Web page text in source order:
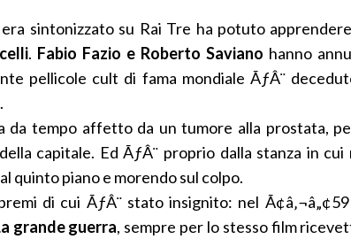
sintonizzato su Rai Tre ha potuto
. Fabio Fazio e Roberto Saviano hanno
pellicole cult di fama mondiale ÃƒÂ¨
da tempo affetto da un tumore alla prostata,
capitale. Ed ÃƒÂ¨ proprio dalla stanza in
quinto piano e morendo sul colpo.
di cui ÃƒÂ¨ stato insignito: nel
grande guerra, sempre per lo stesso film